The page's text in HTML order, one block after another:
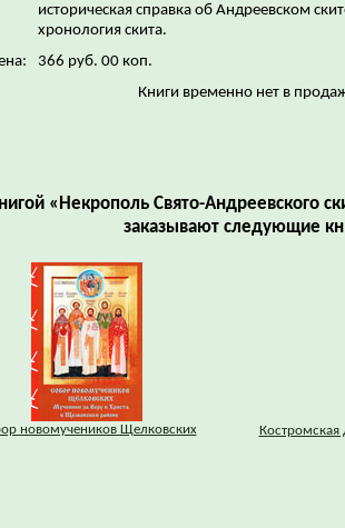
историческая справка об Андреевском
хронология скита.
366 руб. 00 коп.
Книги временно нет в
«Некрополь Свято-Андреевского
заказывают следующие
новомучеников Щелковских Костромская